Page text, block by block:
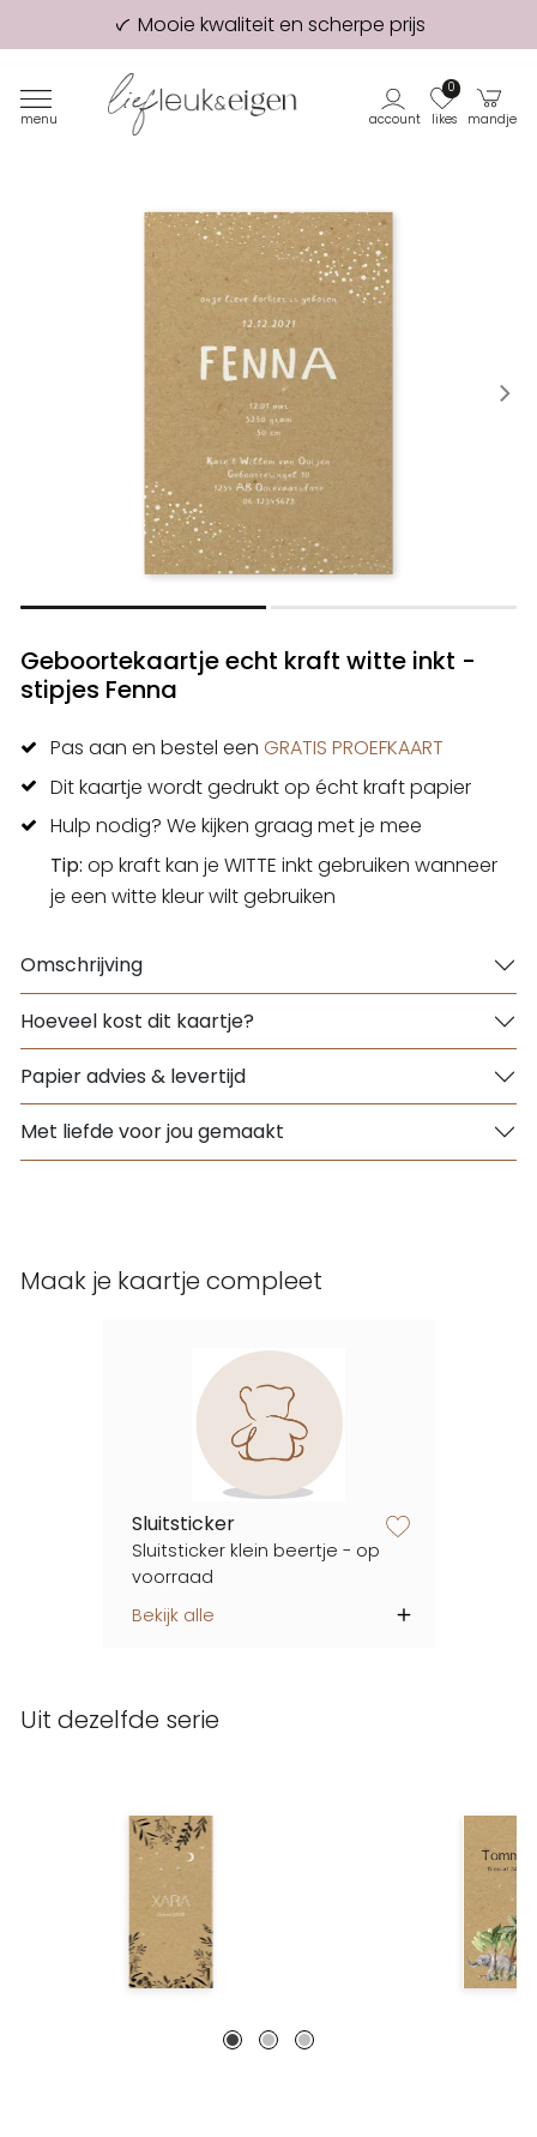
Mooie kwaliteit en scherpe prijs
98% van onze klanten beveelt ons aan!
Eerste proefdruk GRATIS
menu account likes
0
mandje
Geboortekaartje echt kraft witte inkt -
stipjes Fenna
Pas aan en bestel een GRATIS PROEFKAART
Dit kaartje wordt gedrukt op écht kraft papier
Hulp nodig? We kijken graag met je mee
Tip: op kraft kan je WITTE inkt gebruiken wanneer
je een witte kleur wilt gebruiken
Omschrijving
Hoeveel kost dit kaartje?
Papier advies & levertijd
Met liefde voor jou gemaakt
Maak je kaartje compleet
Sluitsticker
Sluitsticker klein beertje - op
voorraad
Bekijk alle
Uit dezelfde serie